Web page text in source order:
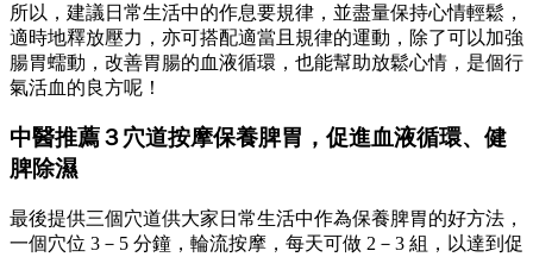
所以，建議日常生活中的作息要規律，並盡量保持心情輕鬆，
適時地釋放壓力，亦可搭配適當且規律的運動，除了可以加強
腸胃蠕動，改善胃腸的血液循環，也能幫助放鬆心情，是個行
氣活血的良方呢！
中醫推薦３穴道按摩保養脾胃，促進血液循環、健
脾除濕
最後提供三個穴道供大家日常生活中作為保養脾胃的好方法，
一個穴位 3－5 分鐘，輪流按摩，每天可做 2－3 組，以達到促